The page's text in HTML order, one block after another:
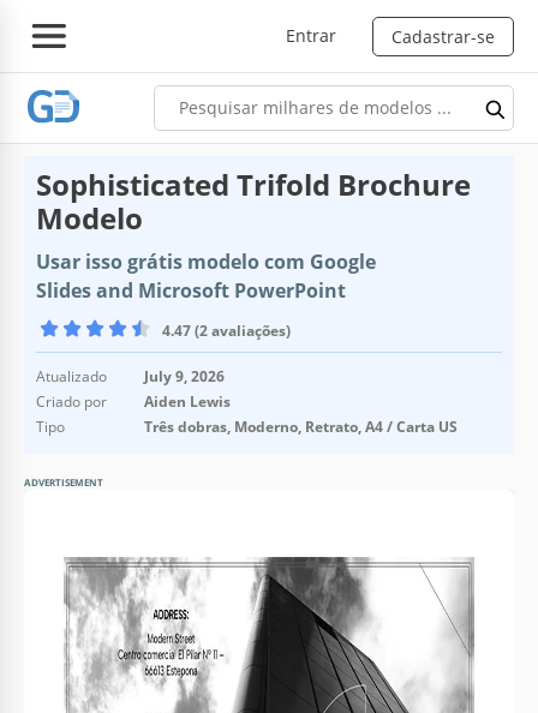
Entrar Cadastrar-se
Sophisticated Trifold Brochure
Modelo
Usar isso grátis modelo com Google
Slides and Microsoft PowerPoint
4.47 (2 avaliações)
Atualizado
July 9, 2026
Criado por
Aiden Lewis
Tipo
Três dobras, Moderno, Retrato, A4 / Carta US
ADVERTISEMENT
Formato
Google Slides
Orientação
Retrato Folheto e Panfleto Modelos
Tamanho
A4 / Carta US Folheto e Panfleto Modelos